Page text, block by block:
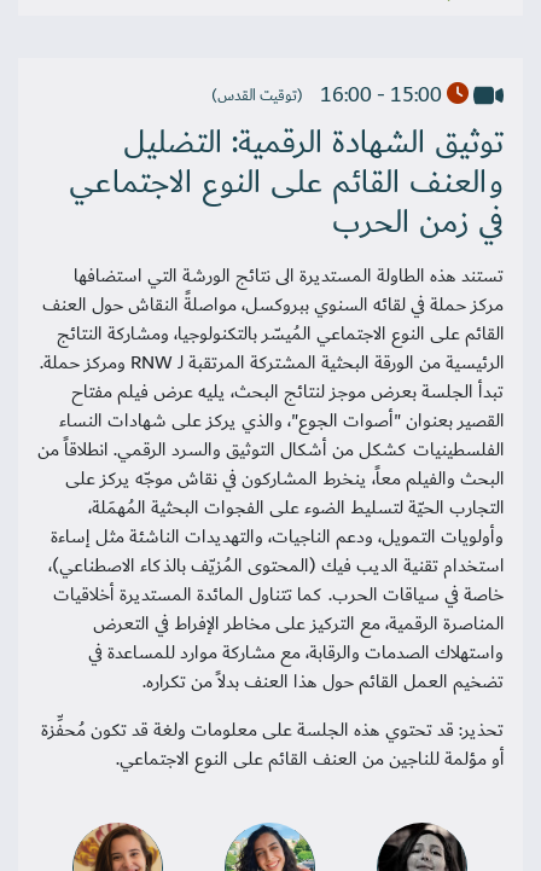
15:00 - 16:00 (توقيت القدس)
توثيق الشهادة الرقمية: التضليل
والعنف القائم على النوع الاجتماعي
في زمن الحرب
تستند هذه الطاولة المستديرة الى نتائج الورشة التي استضافها
مركز حملة في لقائه السنوي ببروكسل، مواصلةً النقاش حول العنف
القائم على النوع الاجتماعي المُيسّر بالتكنولوجيا، ومشاركة النتائج
الرئيسية من الورقة البحثية المشتركة المرتقبة لـ RNW ومركز حملة.
تبدأ الجلسة بعرض موجز لنتائج البحث، يليه عرض فيلم مفتاح
القصير بعنوان "أصوات الجوع"، والذي يركز على شهادات النساء
الفلسطينيات كشكل من أشكال التوثيق والسرد الرقمي. انطلاقاً من
البحث والفيلم معاً، ينخرط المشاركون في نقاش موجّه يركز على
التجارب الحيّة لتسليط الضوء على الفجوات البحثية المُهمَلة،
وأولويات التمويل، ودعم الناجيات، والتهديدات الناشئة مثل إساءة
استخدام تقنية الديب فيك (المحتوى المُزيّف بالذكاء الاصطناعي)،
خاصة في سياقات الحرب. كما تتناول المائدة المستديرة أخلاقيات
المناصرة الرقمية، مع التركيز على مخاطر الإفراط في التعرض
واستهلاك الصدمات والرقابة، مع مشاركة موارد للمساعدة في
تضخيم العمل القائم حول هذا العنف بدلاً من تكراره.
تحذير: قد تحتوي هذه الجلسة على معلومات ولغة قد تكون مُحفِّزة
أو مؤلمة للناجين من العنف القائم على النوع الاجتماعي.